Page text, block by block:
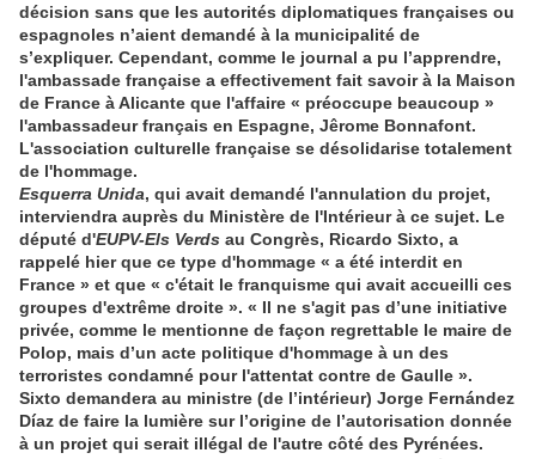
décision sans que les autorités diplomatiques françaises ou
espagnoles n’aient demandé à la municipalité de
s’expliquer. Cependant, comme le journal a pu l’apprendre,
l'ambassade française a effectivement fait savoir à la Maison
de France à Alicante que l'affaire « préoccupe beaucoup »
l'ambassadeur français en Espagne, Jêrome Bonnafont.
L'association culturelle française se désolidarise totalement
de l'hommage.
Esquerra Unida, qui avait demandé l'annulation du projet,
interviendra auprès du Ministère de l'Intérieur à ce sujet. Le
député d'EUPV-Els Verds au Congrès, Ricardo Sixto, a
rappelé hier que ce type d'hommage « a été interdit en
France » et que « c'était le franquisme qui avait accueilli ces
groupes d'extrême droite ». « Il ne s'agit pas d’une initiative
privée, comme le mentionne de façon regrettable le maire de
Polop, mais d’un acte politique d'hommage à un des
terroristes condamné pour l'attentat contre de Gaulle ».
Sixto demandera au ministre (de l’intérieur) Jorge Fernández
Díaz de faire la lumière sur l’origine de l’autorisation donnée
à un projet qui serait illégal de l'autre côté des Pyrénées.